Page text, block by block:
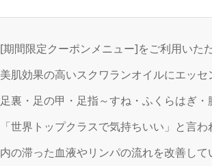
[期間限定クーポンメニュー]をご利用いた
美肌効果の高いスクワランオイルにエッ
足裏・足の甲・足指～すね・ふくらはぎ
「世界トップクラスで気持ちいい」と言
内の滞った血液やリンパの流れを改善して